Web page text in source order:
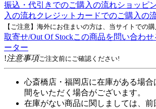
振込・代引きでのご購入の流れショッピ
入の流れクレジットカードでのご購入の
【ご注意】海外にお住まいの方は、当サイトでの購
取寄せ/Out Of Stockこの商品を問い合わせ
ーター
!注意事項ご注文前にご確認ください!
心斎橋店・福岡店に在庫がある場
間をいただく場合がございます。
在庫がない商品に関しましては、前